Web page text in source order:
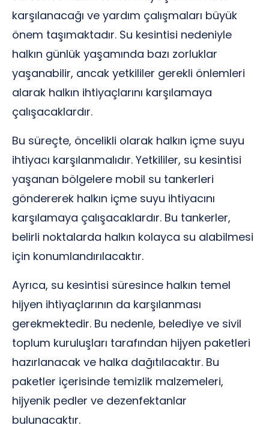
karşılanacağı ve yardım çalışmaları büyük
önem taşımaktadır. Su kesintisi nedeniyle
halkın günlük yaşamında bazı zorluklar
yaşanabilir, ancak yetkililer gerekli önlemleri
alarak halkın ihtiyaçlarını karşılamaya
çalışacaklardır.
Bu süreçte, öncelikli olarak halkın içme suyu
ihtiyacı karşılanmalıdır. Yetkililer, su kesintisi
yaşanan bölgelere mobil su tankerleri
göndererek halkın içme suyu ihtiyacını
karşılamaya çalışacaklardır. Bu tankerler,
belirli noktalarda halkın kolayca su alabilmesi
için konumlandırılacaktır.
Ayrıca, su kesintisi süresince halkın temel
hijyen ihtiyaçlarının da karşılanması
gerekmektedir. Bu nedenle, belediye ve sivil
toplum kuruluşları tarafından hijyen paketleri
hazırlanacak ve halka dağıtılacaktır. Bu
paketler içerisinde temizlik malzemeleri,
hijyenik pedler ve dezenfektanlar
bulunacaktır.